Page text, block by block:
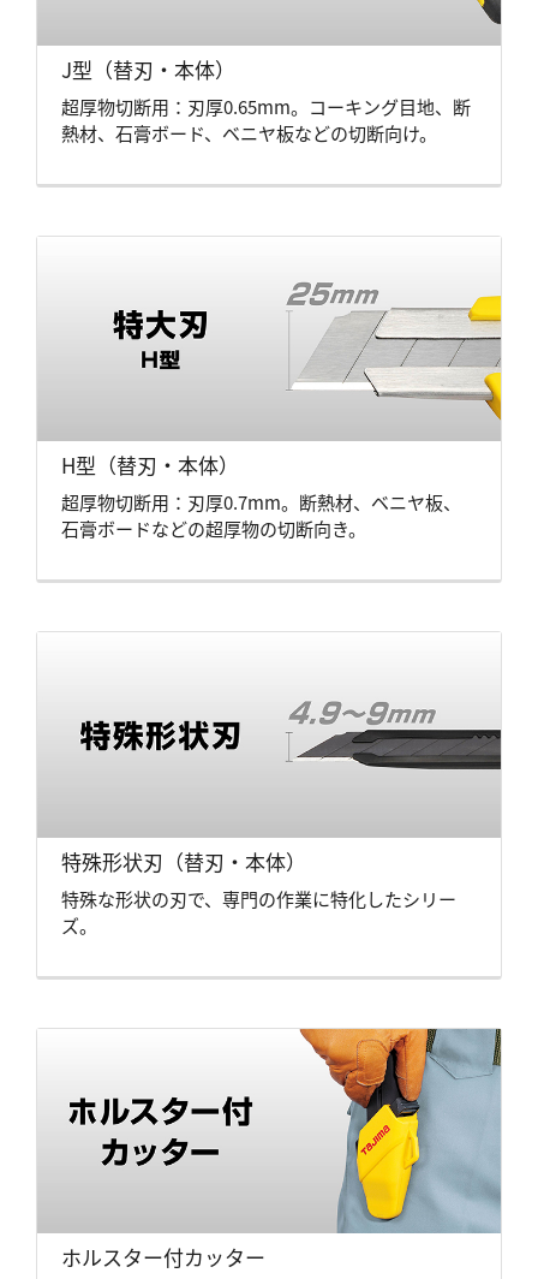
J型（替刃・本体）
超厚物切断用：刃厚0.65mm。コーキング目地、断
熱材、石膏ボード、ベニヤ板などの切断向け。
H型（替刃・本体）
超厚物切断用：刃厚0.7mm。断熱材、ベニヤ板、
石膏ボードなどの超厚物の切断向き。
特殊形状刃（替刃・本体）
特殊な形状の刃で、専門の作業に特化したシリー
ズ。
ホルスター付カッター